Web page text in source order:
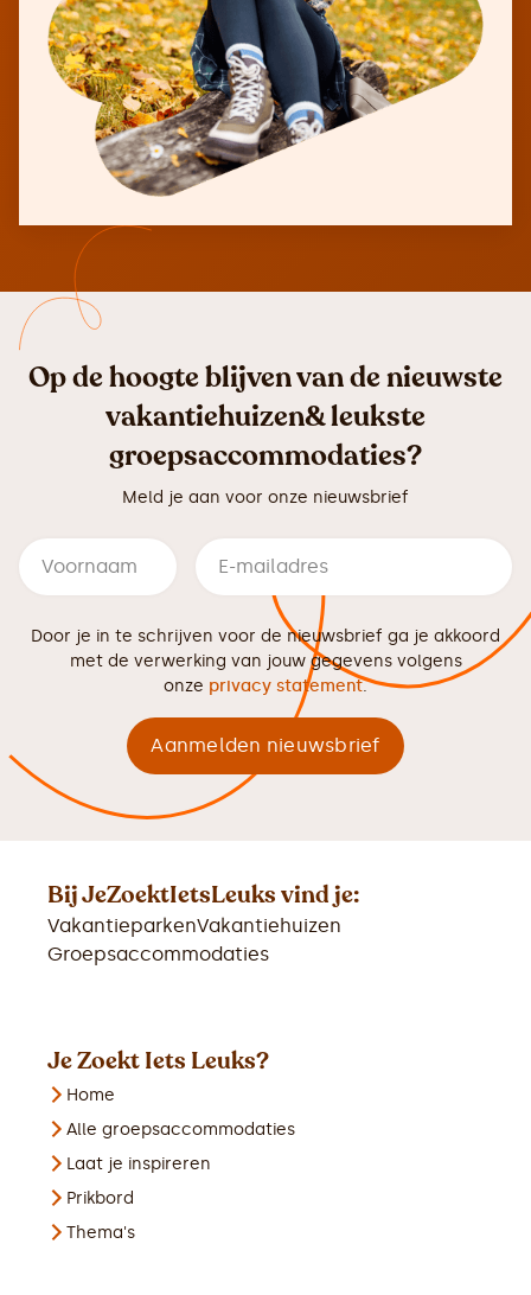
Op de hoogte blijven van de nieuwste
vakantiehuizen& leukste
groepsaccommodaties?
Meld je aan voor onze nieuwsbrief
Door je in te schrijven voor de nieuwsbrief ga je akkoord
met de verwerking van jouw gegevens volgens
onze privacy statement.
Bij JeZoektIetsLeuks vind je:
VakantieparkenVakantiehuizen
Groepsaccommodaties
Je Zoekt Iets Leuks?
Home
Alle groepsaccommodaties
Laat je inspireren
Prikbord
Thema's